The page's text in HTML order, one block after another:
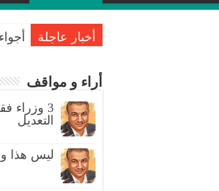
أخبار عاجلة
أراء و مواقف
3 وزراء
التعديل
ليس هذا